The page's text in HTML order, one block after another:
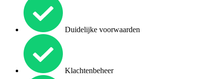
Duidelijke voorwaarden
Klachtenbeheer